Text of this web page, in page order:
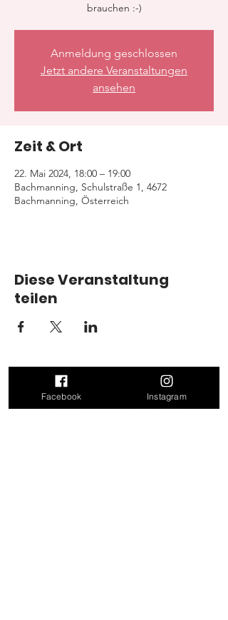
brauchen :-)
Anmeldung geschlossen
Jetzt andere Veranstaltungen
ansehen
Zeit & Ort
22. Mai 2024, 18:00 – 19:00
Bachmanning, Schulstraße 1, 4672
Bachmanning, Österreich
Diese Veranstaltung
teilen
Facebook Instagram